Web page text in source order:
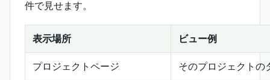
件で見せます。
表示場所 ビュー例
プロジェクトページ そのプロジェクトの